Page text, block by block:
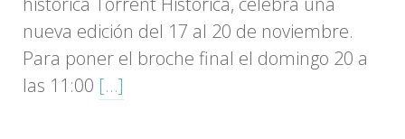
nueva edición del 17 al 20 de noviembre.
Para poner el broche final el domingo 20 a
las 11:00 […]